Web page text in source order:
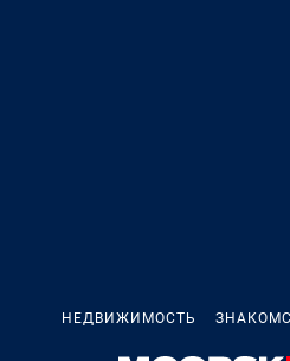
НЕДВИЖИМОСТЬ